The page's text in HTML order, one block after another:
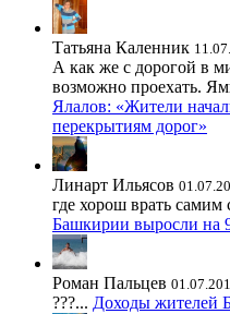
Татьяна Каленник
А как же с дорогой в
возможно проехать.
Ялалов: «Жители
перекрытиям дорог»
Линарт Ильясов
где хорош врать самим
Башкирии выросли на
Роман Пальцев
???... Доходы жителей